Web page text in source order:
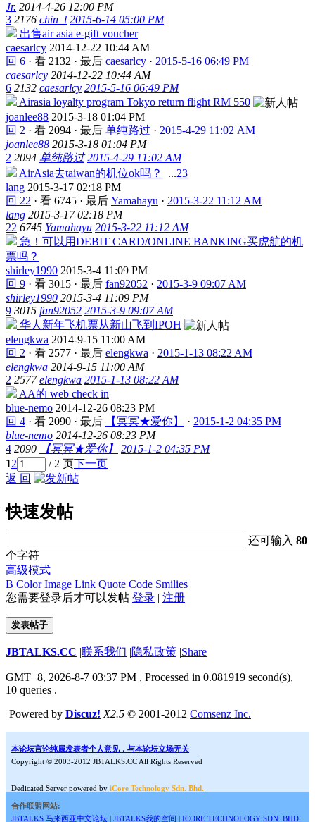
Jr. 2014-4-26 12:00 PM
3 2176 chin_l 2015-6-14 05:00 PM
出售air asia e-gift voucher
caesarlcy 2014-12-22 10:44 AM
回 6 · 看 2132 · 最后 caesarlcy · 2015-5-16 06:49 PM
caesarlcy 2014-12-22 10:44 AM
6 2132 caesarlcy 2015-5-16 06:49 PM
Airasia loyalty program Tokyo return flight RM 550
joanlee88 2015-3-18 01:04 PM
回 2 · 看 2094 · 最后 单纯路过 · 2015-4-29 11:02 AM
joanlee88 2015-3-18 01:04 PM
2 2094 单纯路过 2015-4-29 11:02 AM
AirAsia去taiwan的机位ok吗？
...23
lang 2015-3-17 02:18 PM
回 22 · 看 6745 · 最后 Yamahayu · 2015-3-22 11:12 AM
lang 2015-3-17 02:18 PM
22 6745 Yamahayu 2015-3-22 11:12 AM
急！可以用DEBIT CARD/ONLINE BANKING买虎航的机
票吗？
shirley1990 2015-3-4 11:09 PM
回 9 · 看 3015 · 最后 fan92052 · 2015-3-9 09:07 AM
shirley1990 2015-3-4 11:09 PM
9 3015 fan92052 2015-3-9 09:07 AM
华人新年飞机票从新山飞到IPOH
elengkwa 2014-9-15 11:00 AM
回 2 · 看 2577 · 最后 elengkwa · 2015-1-13 08:22 AM
elengkwa 2014-9-15 11:00 AM
2 2577 elengkwa 2015-1-13 08:22 AM
AA的 web check in
blue-nemo 2014-12-26 08:23 PM
回 4 · 看 2090 · 最后 【冥冥★爱你】 · 2015-1-2 04:35 PM
blue-nemo 2014-12-26 08:23 PM
4 2090 【冥冥★爱你】
2015-1-2 04:35 PM
12 / 2 页下一页
返 回
快速发帖
还可输入80
个字符
高级模式
B Color Image Link Quote Code Smilies
您需要登录后才可以发帖 登录 | 注册
发表帖子
JBTALKS.CC |联系我们 |隐私政策 |Share
GMT+8, 2026-8-7 03:37 PM , Processed in 0.081919 second(s),
10 queries .
Powered by Discuz! X2.5 © 2001-2012 Comsenz Inc.
本论坛言论纯属发表者个人意见，与本论坛立场无关
Copyright © 2003-2012 JBTALKS.CC All Rights Reserved
Dedicated Server powered by iCore Technology Sdn. Bhd.
合作联盟网站:
JBTALKS 马来西亚中文论坛 | JBTALKS我的空间 | ICORE TECHNOLOGY SDN. BHD.